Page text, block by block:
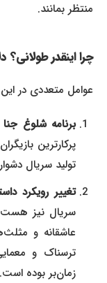
منتظر بمانند.
چرا اینقدر طولانی؟
عوامل متعددی در
برنامه شلوغ جنا
پرکارترین
تولید سریال دشوار
تغییر رویکرد
سریال نیز هست،
عاشقانه و
ترسناک و معمایی
زمان‌بر بوده است.